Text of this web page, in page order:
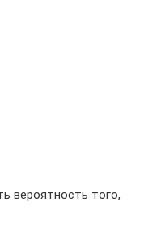
вероятность того,